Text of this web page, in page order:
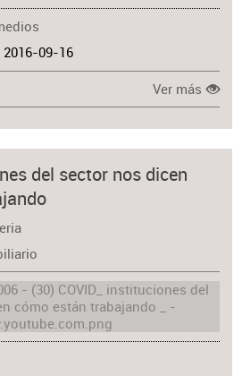
2016-09-16
Ver más
del sector nos dicen